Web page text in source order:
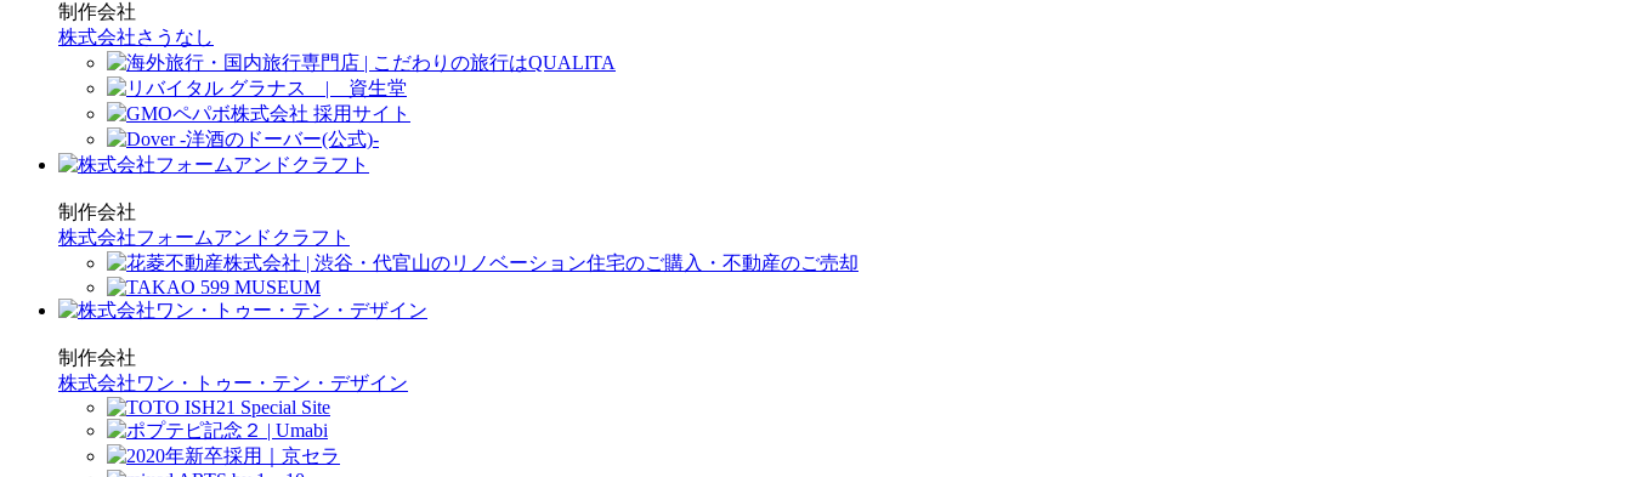
制作会社
株式会社さうなし
制作会社
株式会社フォームアンドクラフト
制作会社
株式会社ワン・トゥー・テン・デザイン